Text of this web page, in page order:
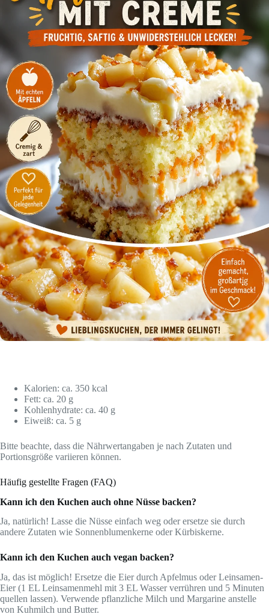
Kalorien: ca. 350 kcal
Fett: ca. 20 g
Kohlenhydrate: ca. 40 g
Eiweiß: ca. 5 g
Bitte beachte, dass die Nährwertangaben je nach Zutaten und
Portionsgröße variieren können.
Häufig gestellte Fragen (FAQ)
Kann ich den Kuchen auch ohne Nüsse backen?
Ja, natürlich! Lasse die Nüsse einfach weg oder ersetze sie durch
andere Zutaten wie Sonnenblumenkerne oder Kürbiskerne.
Kann ich den Kuchen auch vegan backen?
Ja, das ist möglich! Ersetze die Eier durch Apfelmus oder Leinsamen-
Eier (1 EL Leinsamenmehl mit 3 EL Wasser verrühren und 5 Minuten
quellen lassen). Verwende pflanzliche Milch und Margarine anstelle
von Kuhmilch und Butter.